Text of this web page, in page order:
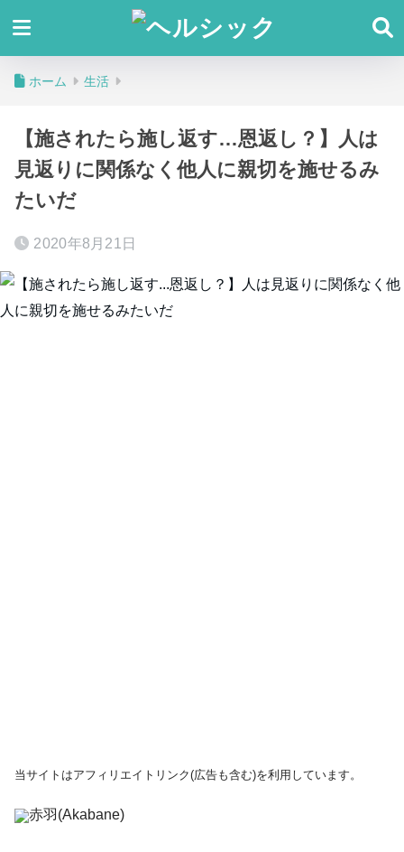
ホーム 生活
【施されたら施し返す…恩返し？】人は
見返りに関係なく他人に親切を施せるみ
たいだ
2020年8月21日
当サイトはアフィリエイトリンク(広告も含む)を利用しています。
赤羽(Akabane)